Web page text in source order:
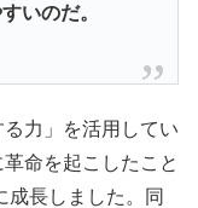
いのだ。
力」
を活用してい
命を起こしたこと
成長しました。同